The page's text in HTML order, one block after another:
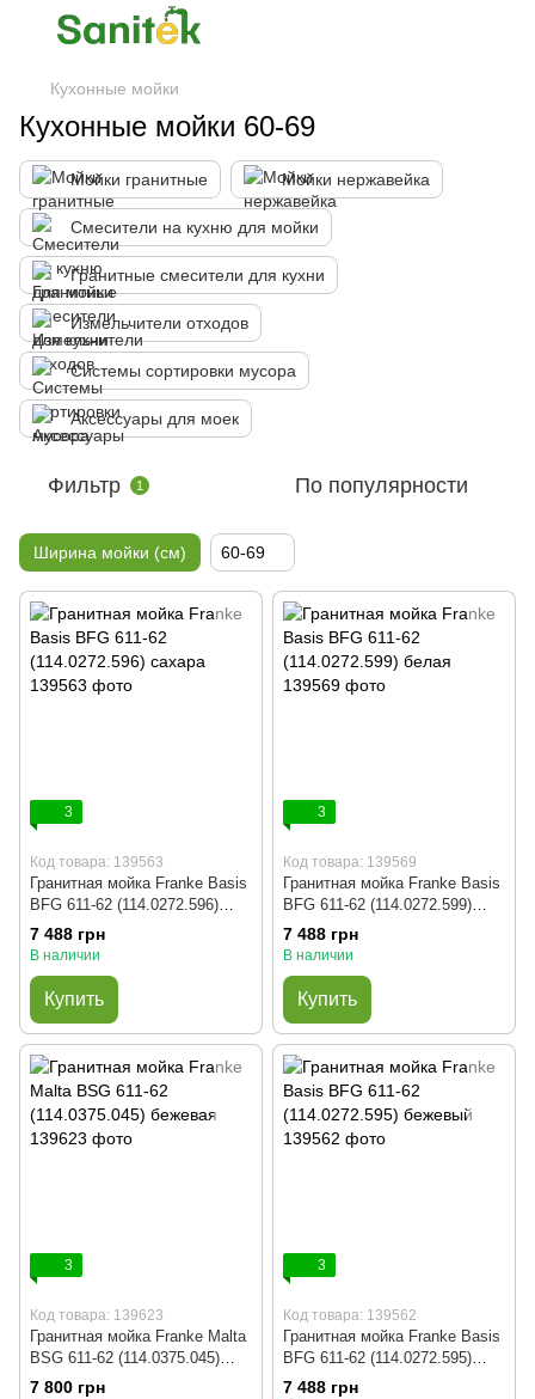
Кухонные мойки
Кухонные мойки 60-69
Мойки гранитные Мойки нержавейка
Смесители на кухню для мойки
Гранитные смесители для кухни
Измельчители отходов
Системы сортировки мусора
Аксессуары для моек
Фильтр 1 По популярности
Ширина мойки (см) 60-69
3
Код товара: 139563
Гранитная мойка Franke Basis
BFG 611-62 (114.0272.596)
сахара
7 488 грн
В наличии
Купить
3
Код товара: 139569
Гранитная мойка Franke Basis
BFG 611-62 (114.0272.599)
белая
7 488 грн
В наличии
Купить
3
Код товара: 139623
Гранитная мойка Franke Malta
BSG 611-62 (114.0375.045)
бежевая
7 800 грн
3
Код товара: 139562
Гранитная мойка Franke Basis
BFG 611-62 (114.0272.595)
бежевый
7 488 грн